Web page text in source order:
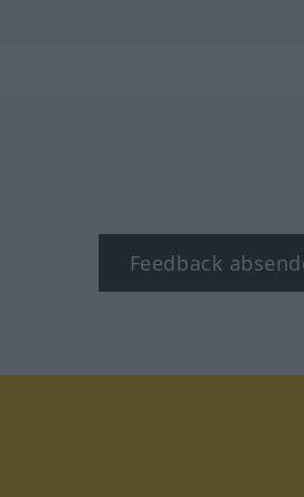
Feedback